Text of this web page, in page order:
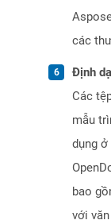
các
Định
Các
mẫu
dụng ở
bao
với